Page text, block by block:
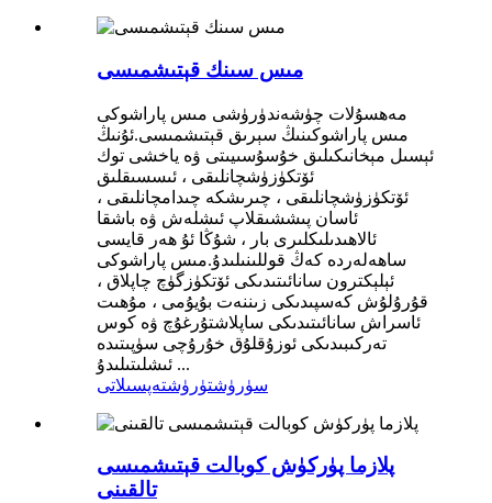
مىس سىنك قېتىشمىسى
مەھسۇلات چۈشەندۈرۈشى مىس پاراشوكى
مىس پاراشوكىنىڭ سېرىق قېتىشمىسى.ئۇنىڭ
ئېسىل مېخانىكىلىق خۇسۇسىيىتى ۋە ياخشى توك
ئۆتكۈزۈشچانلىقى ، ئىسسىقلىق
ئۆتكۈزۈشچانلىقى ، چىرىشكە چىدامچانلىقى ،
ئاسان پىششىقلاپ ئىشلەش ۋە باشقا
ئالاھىدىلىكلىرى بار ، شۇڭا ئۇ ھەر قايسى
ساھەلەردە كەڭ قوللىنىلىدۇ.مىس پاراشوكى
ئېلېكترون سانائىتىدىكى ئۆتكۈزگۈچ چاپلاق ،
قۇرۇلۇش كەسپىدىكى زىننەت بۇيۇمى ، مۇھىت
ئاسراش سانائىتىدىكى ساپلاشتۇرغۇچ ۋە كوس
تەركىبىدىكى ئوزۇقلۇق خۇرۇچى سۈپىتىدە
ئىشلىتىلىدۇ ...
سۈرۈشتۈرۈشتەپسىلاتى
پلازما پۈركۈش كوبالت قېتىشمىسى
تالقىنى